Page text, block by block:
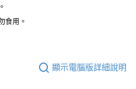
食用。
顯示電腦版詳細說明